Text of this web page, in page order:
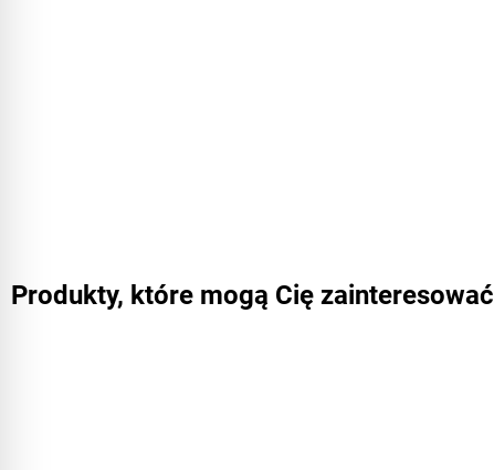
Produkty, które mogą Cię zainteresować